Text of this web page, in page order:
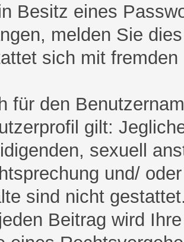
Besitz eines
melden Sie
sich mit
für den
gilt:
sexuell
und/
sind nicht
Beitrag wird